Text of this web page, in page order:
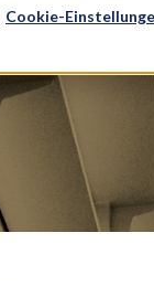
Cookie-
und Aftersales-